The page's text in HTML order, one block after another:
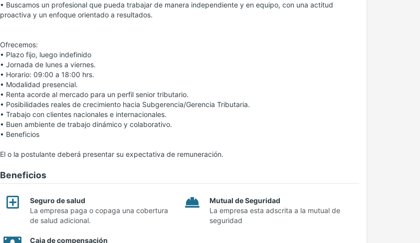
• Buscamos un profesional que pueda trabajar de manera independiente y en equipo, con una actitud
proactiva y un enfoque orientado a resultados.
Ofrecemos:
• Plazo fijo, luego indefinido
• Jornada de lunes a viernes.
• Horario: 09:00 a 18:00 hrs.
• Modalidad presencial.
• Renta acorde al mercado para un perfil senior tributario.
• Posibilidades reales de crecimiento hacia Subgerencia/Gerencia Tributaria.
• Trabajo con clientes nacionales e internacionales.
• Buen ambiente de trabajo dinámico y colaborativo.
• Beneficios
El o la postulante deberá presentar su expectativa de remuneración.
Beneficios
Seguro de salud
La empresa paga o copaga una cobertura
de salud adicional.
Mutual de Seguridad
La empresa esta adscrita a la mutual de
seguridad
Caja de compensación